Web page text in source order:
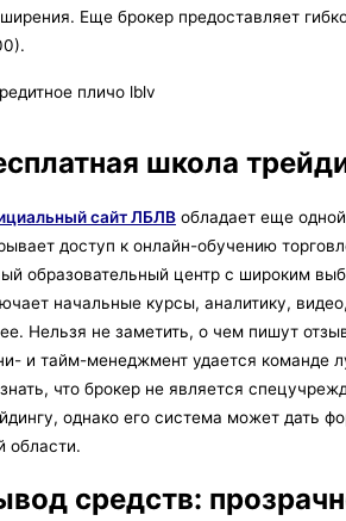
Еще брокер предоставляет
школа
сайт ЛБЛВ обладает еще
доступ к онлайн-обучению
образовательный центр с широким
начальные курсы, аналитику,
Нельзя не заметить, о чем пишут
и тайм-менеджмент удается команде
что брокер не является
однако его система может дать
области.
средств: